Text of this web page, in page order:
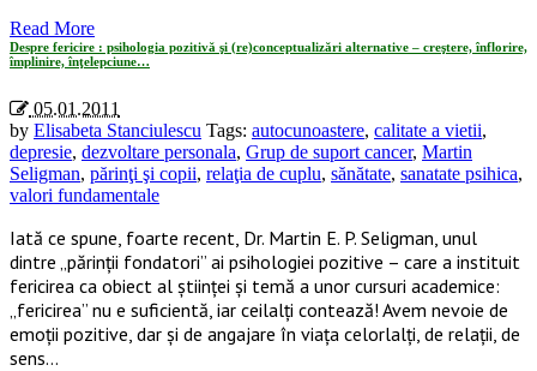
Read More
Despre fericire : psihologia pozitivă şi (re)conceptualizări alternative – creştere, înflorire,
împlinire, înţelepciune…
05.01.2011
by Elisabeta Stanciulescu Tags: autocunoastere, calitate a vietii,
depresie, dezvoltare personala, Grup de suport cancer, Martin
Seligman, părinţi şi copii, relaţia de cuplu, sănătate, sanatate psihica,
valori fundamentale
Iată ce spune, foarte recent, Dr. Martin E. P. Seligman, unul
dintre „părinţii fondatori” ai psihologiei pozitive – care a instituit
fericirea ca obiect al ştiinţei şi temă a unor cursuri academice:
„fericirea” nu e suficientă, iar ceilalţi contează! Avem nevoie de
emoţii pozitive, dar şi de angajare în viaţa celorlalţi, de relaţii, de
sens…